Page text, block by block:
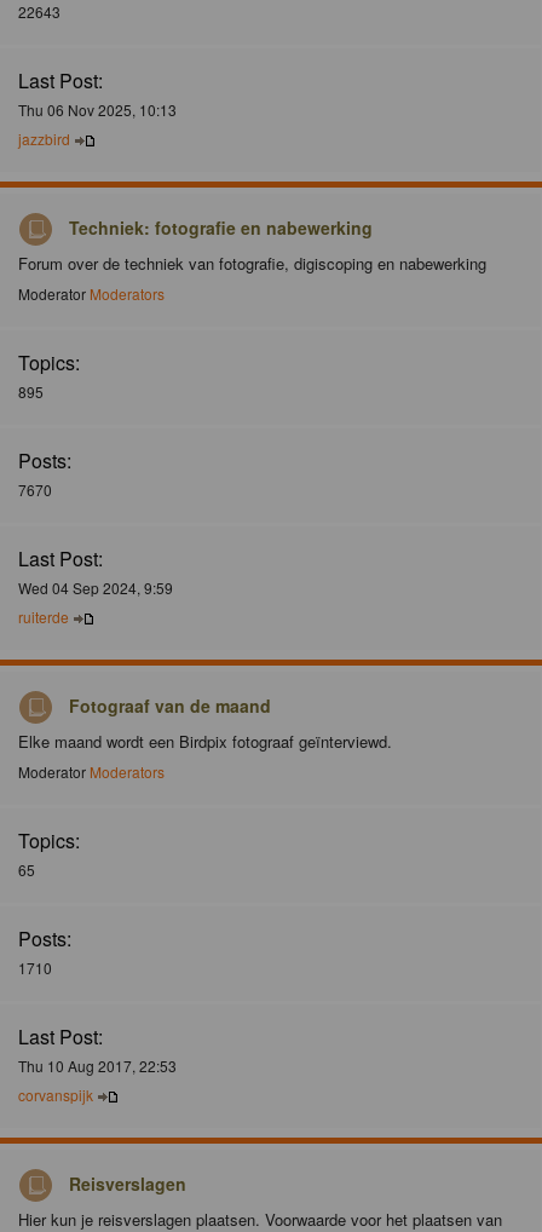
22643
Last Post:
Thu 06 Nov 2025, 10:13
jazzbird
Techniek: fotografie en nabewerking
Forum over de techniek van fotografie, digiscoping en nabewerking
Moderator Moderators
Topics:
895
Posts:
7670
Last Post:
Wed 04 Sep 2024, 9:59
ruiterde
Fotograaf van de maand
Elke maand wordt een Birdpix fotograaf geïnterviewd.
Moderator Moderators
Topics:
65
Posts:
1710
Last Post:
Thu 10 Aug 2017, 22:53
corvanspijk
Reisverslagen
Hier kun je reisverslagen plaatsen. Voorwaarde voor het plaatsen van